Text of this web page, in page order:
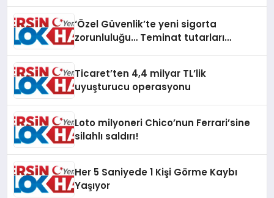
‘Özel Güvenlik’te yeni sigorta
zorunluluğu… Teminat tutarları
Ticaret’ten 4,4 milyar TL’lik
uyuşturucu operasyonu
Loto milyoneri Chico’nun Ferrari’sine
silahlı saldırı!
Her 5 Saniyede 1 Kişi Görme Kaybı
Yaşıyor